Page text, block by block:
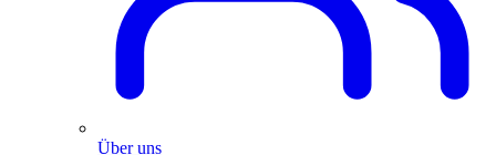
Über uns